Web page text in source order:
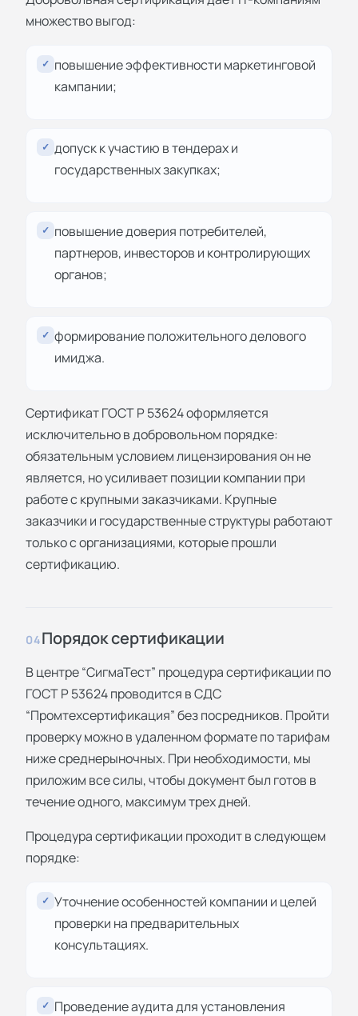
множество выгод:
✓ повышение эффективности маркетинговой
кампании;
✓ допуск к участию в тендерах и
государственных закупках;
✓ повышение доверия потребителей,
партнеров, инвесторов и контролирующих
органов;
✓ формирование положительного делового
имиджа.
Сертификат ГОСТ Р 53624 оформляется
исключительно в добровольном порядке:
обязательным условием лицензирования он не
является, но усиливает позиции компании при
работе с крупными заказчиками. Крупные
заказчики и государственные структуры работают
только с организациями, которые прошли
сертификацию.
04Порядок сертификации
В центре “СигмаТест” процедура сертификации по
ГОСТ Р 53624 проводится в СДС
“Промтехсертификация” без посредников. Пройти
проверку можно в удаленном формате по тарифам
ниже среднерыночных. При необходимости, мы
приложим все силы, чтобы документ был готов в
течение одного, максимум трех дней.
Процедура сертификации проходит в следующем
порядке:
✓ Уточнение особенностей компании и целей
проверки на предварительных
консультациях.
✓ Проведение аудита для установления